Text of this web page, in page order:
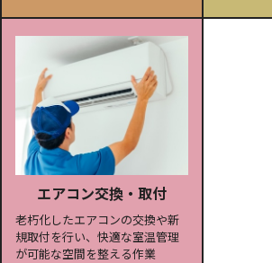
エアコン交換・取付
老朽化したエアコンの交換や新
規取付を行い、快適な室温管理
が可能な空間を整える作業